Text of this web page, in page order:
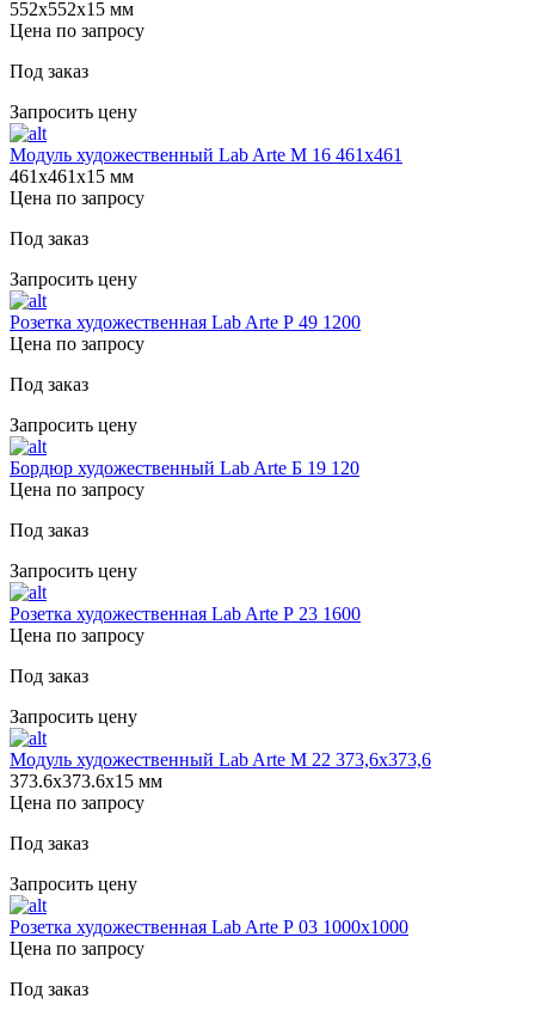
552х552х15 мм
Цена по запросу
Под заказ
Запросить цену
Модуль художественный Lab Arte М 16 461х461
461х461х15 мм
Цена по запросу
Под заказ
Запросить цену
Розетка художественная Lab Arte Р 49 1200
Цена по запросу
Под заказ
Запросить цену
Бордюр художественный Lab Arte Б 19 120
Цена по запросу
Под заказ
Запросить цену
Розетка художественная Lab Arte Р 23 1600
Цена по запросу
Под заказ
Запросить цену
Модуль художественный Lab Arte М 22 373,6х373,6
373.6х373.6х15 мм
Цена по запросу
Под заказ
Запросить цену
Розетка художественная Lab Arte Р 03 1000х1000
Цена по запросу
Под заказ